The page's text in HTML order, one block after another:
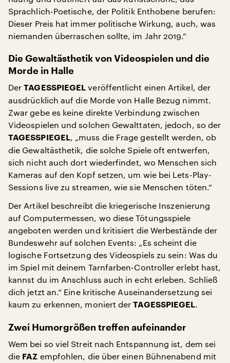
Sprachlich-Poetische, der Politik Enthobene berufen:
Dieser Preis hat immer politische Wirkung, auch, was
niemanden überraschen sollte, im Jahr 2019.“
Die Gewaltästhetik von Videospielen und die
Morde in Halle
DerTAGESSPIEGEL veröffentlicht einen Artikel, der
ausdrücklich auf die Morde von Halle Bezug nimmt.
Zwar gebe es keine direkte Verbindung zwischen
Videospielen und solchen Gewalttaten, jedoch, so der
TAGESSPIEGEL, „muss die Frage gestellt werden, ob
die Gewaltästhetik, die solche Spiele oft entwerfen,
sich nicht auch dort wiederfindet, wo Menschen sich
Kameras auf den Kopf setzen, um wie bei Lets-Play-
Sessions live zu streamen, wie sie Menschen töten.“
Der Artikel beschreibt die kriegerische Inszenierung
auf Computermessen, wo diese Tötungsspiele
angeboten werden und kritisiert die Werbestände der
Bundeswehr auf solchen Events: „Es scheint die
logische Fortsetzung des Videospiels zu sein: Was du
im Spiel mit deinem Tarnfarben-Controller erlebt hast,
kannst du im Anschluss auch in echt erleben. Schließ
dich jetzt an.“ Eine kritische Auseinandersetzung sei
kaum zu erkennen, moniert derTAGESSPIEGEL.
Zwei Humorgrößen treffen aufeinander
Wem bei so viel Streit nach Entspannung ist, dem sei
die FAZ empfohlen, die über einen Bühnenabend mit